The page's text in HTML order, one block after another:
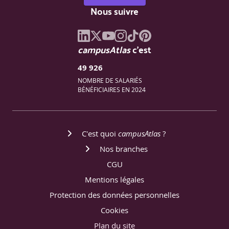
Nous suivre
campusAtlasc'est
49 926
NOMBRE DE SALARIÉS
BÉNÉFICIAIRES EN 2024
C'est quoi campusAtlas ?
Nos branches
CGU
Mentions légales
Protection des données personnelles
Cookies
Plan du site